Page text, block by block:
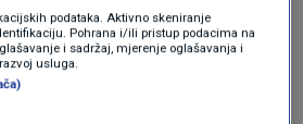
u kojem se, dodao je,
i što je čije.
podataka. Aktivno skeniranje
Pohrana i/ili pristup podacima na
i sadržaj, mjerenje oglašavanja i
usluga.